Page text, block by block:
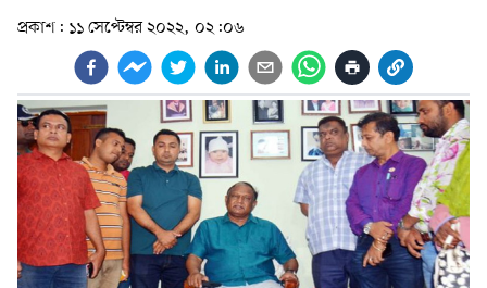
প্রকাশ: ১১ সেপ্টেম্বর ২০২২, ০২:০৬